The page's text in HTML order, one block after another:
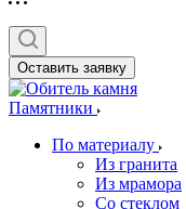
Оставить заявку
Памятники
По материалу
Из гранита
Из мрамора
Со стеклом